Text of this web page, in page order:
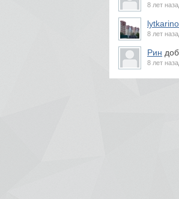
8 лет
8 лет
Рин
8 лет